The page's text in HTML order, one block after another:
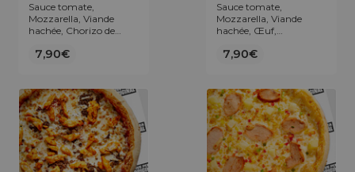
Sauce tomate,
Mozzarella, Viande
hachée, Chorizo de
Olives.
7,90€
Sauce tomate,
Mozzarella, Viande
hachée, Œuf,
7,90€